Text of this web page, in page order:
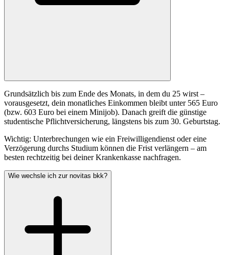
Grundsätzlich bis zum Ende des Monats, in dem du 25 wirst –
vorausgesetzt, dein monatliches Einkommen bleibt unter 565 Euro
(bzw. 603 Euro bei einem Minijob). Danach greift die günstige
studentische Pflichtversicherung, längstens bis zum 30. Geburtstag.
Wichtig: Unterbrechungen wie ein Freiwilligendienst oder eine
Verzögerung durchs Studium können die Frist verlängern – am
besten rechtzeitig bei deiner Krankenkasse nachfragen.
Wie wechsle ich zur novitas bkk?